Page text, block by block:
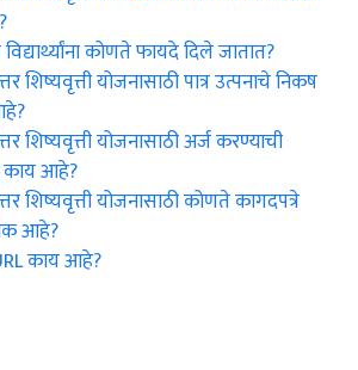
विद्यार्थ्यांना कोणते फायदे दिले जातात?
शिष्यवृत्ती योजनासाठी पात्र उत्पनाचे निकष
शिष्यवृत्ती योजनासाठी अर्ज करण्याची
काय आहे?
शिष्यवृत्ती योजनासाठी कोणते कागदपत्रे
आहे?
काय आहे?